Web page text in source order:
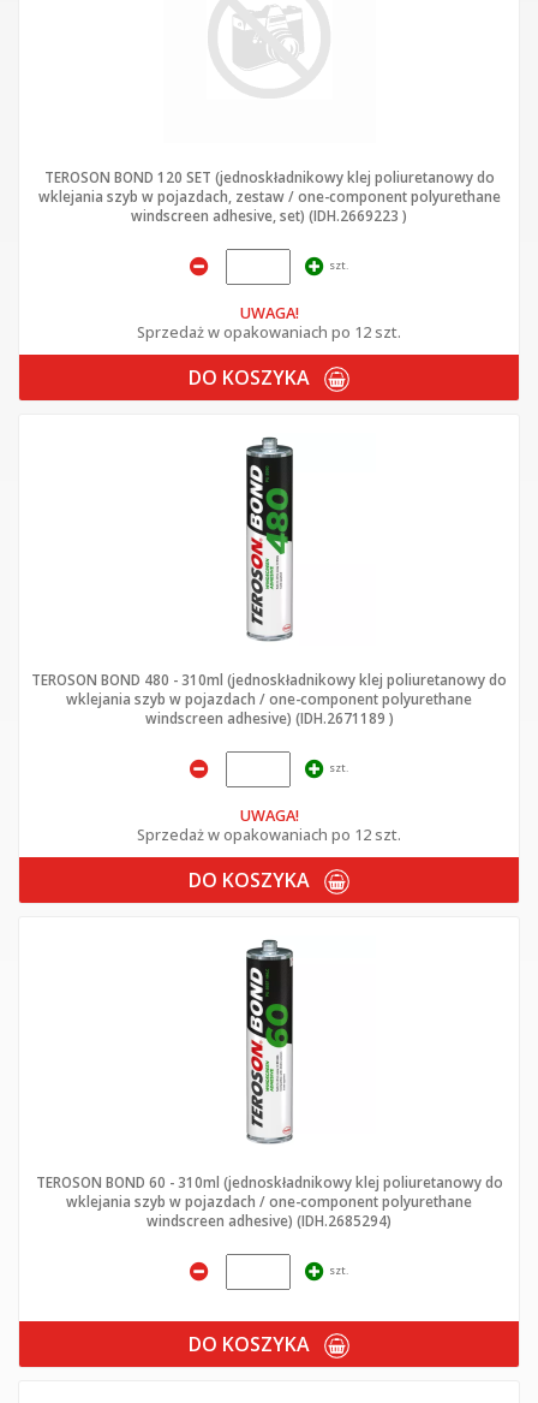
TEROSON BOND 120 SET (jednoskładnikowy klej poliuretanowy do
wklejania szyb w pojazdach, zestaw / one-component polyurethane
windscreen adhesive, set) (IDH.2669223 )
szt.
UWAGA!
Sprzedaż w opakowaniach po 12 szt.
DO KOSZYKA
TEROSON BOND 480 - 310ml (jednoskładnikowy klej poliuretanowy do
wklejania szyb w pojazdach / one-component polyurethane
windscreen adhesive) (IDH.2671189 )
szt.
UWAGA!
Sprzedaż w opakowaniach po 12 szt.
DO KOSZYKA
TEROSON BOND 60 - 310ml (jednoskładnikowy klej poliuretanowy do
wklejania szyb w pojazdach / one-component polyurethane
windscreen adhesive) (IDH.2685294)
szt.
DO KOSZYKA